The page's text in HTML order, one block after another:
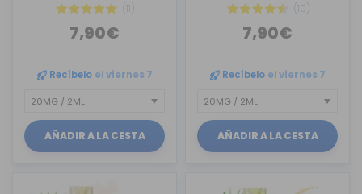
(11)
7,90€
Recíbelo el viernes 7
AÑADIR A LA CESTA
(10)
7,90€
Recíbelo el viernes 7
AÑADIR A LA CESTA